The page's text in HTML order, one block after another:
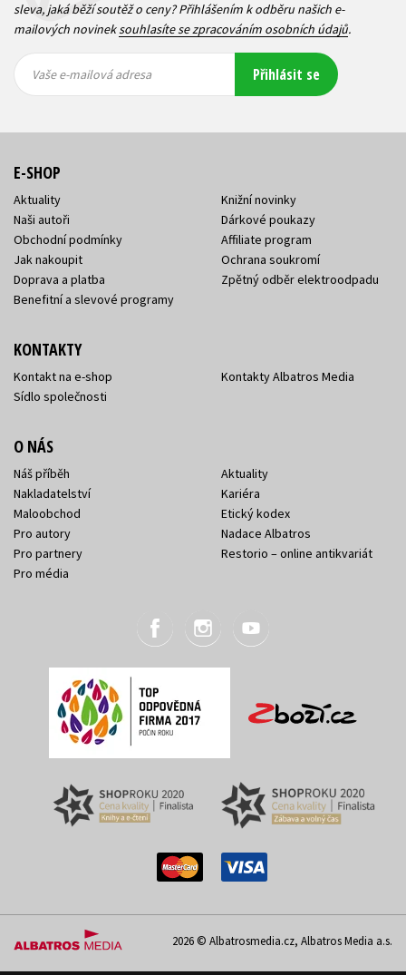
sleva, jaká běží soutěž o ceny? Přihlášením k odběru našich e-
mailových novineksouhlasíte se zpracováním osobních údajů.
mailová
mailová
Vaše e-mailová adresa Přihlásit se
E-SHOP
Aktuality
Naši autoři
Obchodní podmínky
Jak nakoupit
Doprava a platba
Benefitní a slevové programy
Knižní novinky
Dárkové poukazy
Affiliate program
Ochrana soukromí
Zpětný odběr elektroodpadu
KONTAKTY
Kontakt na e-shop
Sídlo společnosti
Kontakty Albatros Media
O NÁS
Náš příběh
Nakladatelství
Maloobchod
Pro autory
Pro partnery
Pro média
Aktuality
Kariéra
Etický kodex
Nadace Albatros
Restorio – online antikvariát
2026 © Albatrosmedia.cz, Albatros Media a.s.